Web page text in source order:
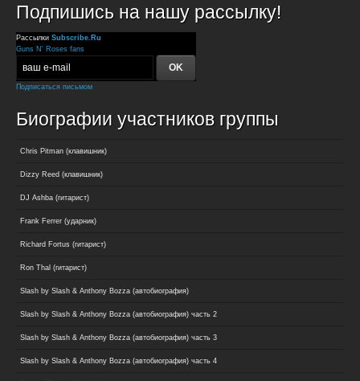
Подпишись на нашу рассылку!
Рассылки Subscribe.Ru
Guns N' Roses fans
Подписаться письмом
Биографии участников группы
Chris Pitman (клавишник)
Dizzy Reed (клавишник)
DJ Ashba (гитарист)
Frank Ferrer (ударник)
Richard Fortus (гитарист)
Ron Thal (гитарист)
Slash by Slash & Anthony Bozza (автобиография)
Slash by Slash & Anthony Bozza (автобиография) часть 2
Slash by Slash & Anthony Bozza (автобиография) часть 3
Slash by Slash & Anthony Bozza (автобиография) часть 4